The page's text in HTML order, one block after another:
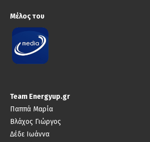
Μέλος του
Team Energyup.gr
Παππά Μαρία
Βλάχος Γιώργος
Δέδε Ιωάννα